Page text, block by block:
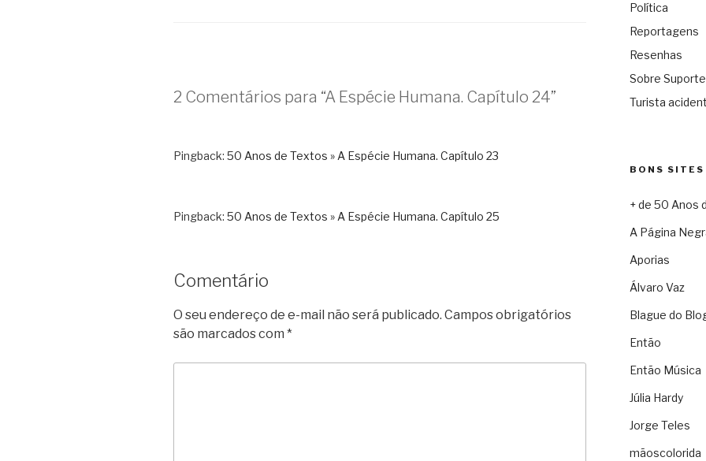
2 Comentários para “A Espécie Humana. Capítulo 24”
Pingback: 50 Anos de Textos » A Espécie Humana. Capítulo 23
Pingback: 50 Anos de Textos » A Espécie Humana. Capítulo 25
Comentário
O seu endereço de e-mail não será publicado. Campos obrigatórios
são marcados com *
Política
Reportagens
Resenhas
Sobre
Turista
BONS SITES
+ de 50 Anos
A Página
Aporias
Álvaro Vaz
Blague do
Então
Então Música
Júlia Hardy
Jorge Teles
mãoscolorida